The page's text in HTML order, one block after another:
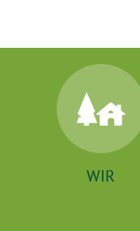
WILDPARK
READ MORE
WIR